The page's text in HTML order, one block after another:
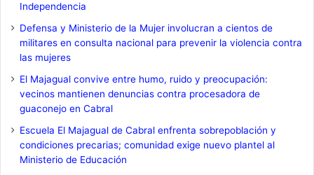
Independencia
Defensa y Ministerio de la Mujer involucran a cientos de
militares en consulta nacional para prevenir la violencia contra
las mujeres
El Majagual convive entre humo, ruido y preocupación:
vecinos mantienen denuncias contra procesadora de
guaconejo en Cabral
Escuela El Majagual de Cabral enfrenta sobrepoblación y
condiciones precarias; comunidad exige nuevo plantel al
Ministerio de Educación